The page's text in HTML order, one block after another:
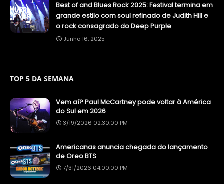
Best of and Blues Rock 2025: Festival termina em
grande estilo com soul refinado de Judith Hill e
o rock consagrado do Deep Purple
Junho 16, 2025
TOP 5 DA SEMANA
Vem aí? Paul McCartney pode voltar à América
do Sul em 2026
3/19/2026 02:30:00 PM
Americanas anuncia chegada do lançamento
de Oreo BTS
7/31/2026 04:00:00 PM